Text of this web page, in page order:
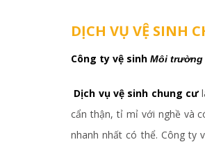
DỊCH VỤ VỆ SINH
Công ty vệ sinh Môi trường
Dịch vụ vệ sinh chung cư
cẩn thận, tỉ mỉ với nghề và
nhanh nhất có thể. Công ty